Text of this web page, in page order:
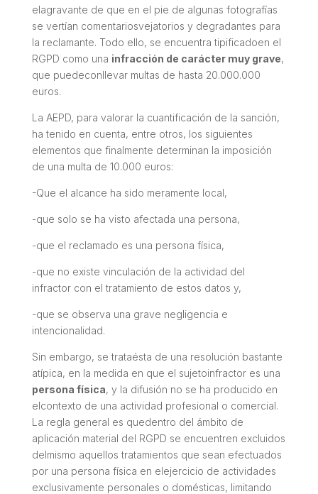
elagravante de que en el pie de algunas fotografías
se vertían comentariosvejatorios y degradantes para
la reclamante. Todo ello, se encuentra tipificadoen el
RGPD como una infracción de carácter muy grave,
que puedeconllevar multas de hasta 20.000.000
euros.
La AEPD, para valorar la cuantificación de la sanción,
ha tenido en cuenta, entre otros, los siguientes
elementos que finalmente determinan la imposición
de una multa de 10.000 euros:
-Que el alcance ha sido meramente local,
-que solo se ha visto afectada una persona,
-que el reclamado es una persona física,
-que no existe vinculación de la actividad del
infractor con el tratamiento de estos datos y,
-que se observa una grave negligencia e
intencionalidad.
Sin embargo, se trataésta de una resolución bastante
atípica, en la medida en que el sujetoinfractor es una
persona física, y la difusión no se ha producido en
elcontexto de una actividad profesional o comercial.
La regla general es quedentro del ámbito de
aplicación material del RGPD se encuentren excluidos
delmismo aquellos tratamientos que sean efectuados
por una persona física en elejercicio de actividades
exclusivamente personales o domésticas, limitando